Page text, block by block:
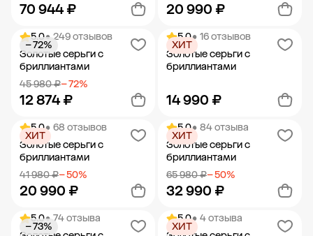
70 944 ₽
Добавить в корзину
20 990 ₽
Добавить в корзину
5.0• 249 отзывов
Золотые серьги с
бриллиантами
45 980 ₽− 72%
12 874 ₽
− 72%
Добавить в корзину
5.0• 16 отзывов
Золотые серьги с
бриллиантами
14 990 ₽
ХИТ
Добавить в корзину
5.0• 68 отзывов
Золотые серьги с
бриллиантами
41 980 ₽− 50%
20 990 ₽
ХИТ
Добавить в корзину
5.0• 84 отзыва
Золотые серьги с
бриллиантами
65 980 ₽− 50%
32 990 ₽
ХИТ
Добавить в корзину
5.0• 74 отзыва
− 73%
5.0• 4 отзыва
ХИТ